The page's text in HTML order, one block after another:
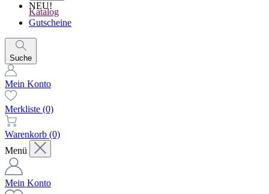
NEU!
Katalog
Gutscheine
Suche
Mein Konto
Merkliste (0)
Warenkorb (0)
Menü
Mein Konto